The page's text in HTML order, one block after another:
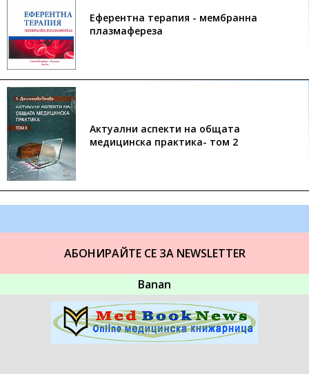
Еферентна терапия - мембранна
плазмафереза
Актуални аспекти на общата
медицинска практика- том 2
АБОНИРАЙТЕ СЕ ЗА NEWSLETTER
Banan